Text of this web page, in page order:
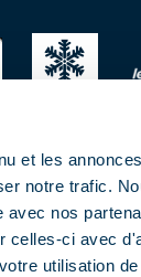
et les
notre trafic.
nos
celles-ci avec
utilisation